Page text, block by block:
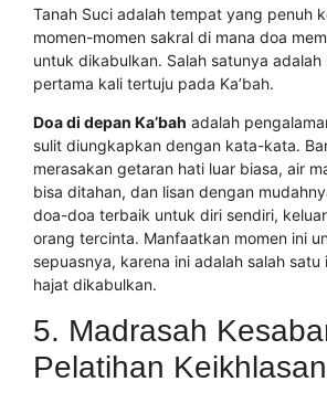
Tanah Suci adalah tempat yang penuh
momen-momen sakral di mana doa
untuk dikabulkan. Salah satunya
pertama kali tertuju pada Ka’bah.
Doa di depan Ka’bah adalah
sulit diungkapkan dengan kata-kata.
merasakan getaran hati luar biasa, air
bisa ditahan, dan lisan dengan
doa-doa terbaik untuk diri sendiri,
orang tercinta. Manfaatkan momen ini
sepuasnya, karena ini adalah salah
hajat dikabulkan.
5. Madrasah
Pelatihan Keikhlasan